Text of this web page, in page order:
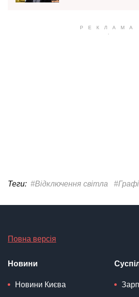
Теги: #Відключення світла
Повна версія
Новини
Новини Києва